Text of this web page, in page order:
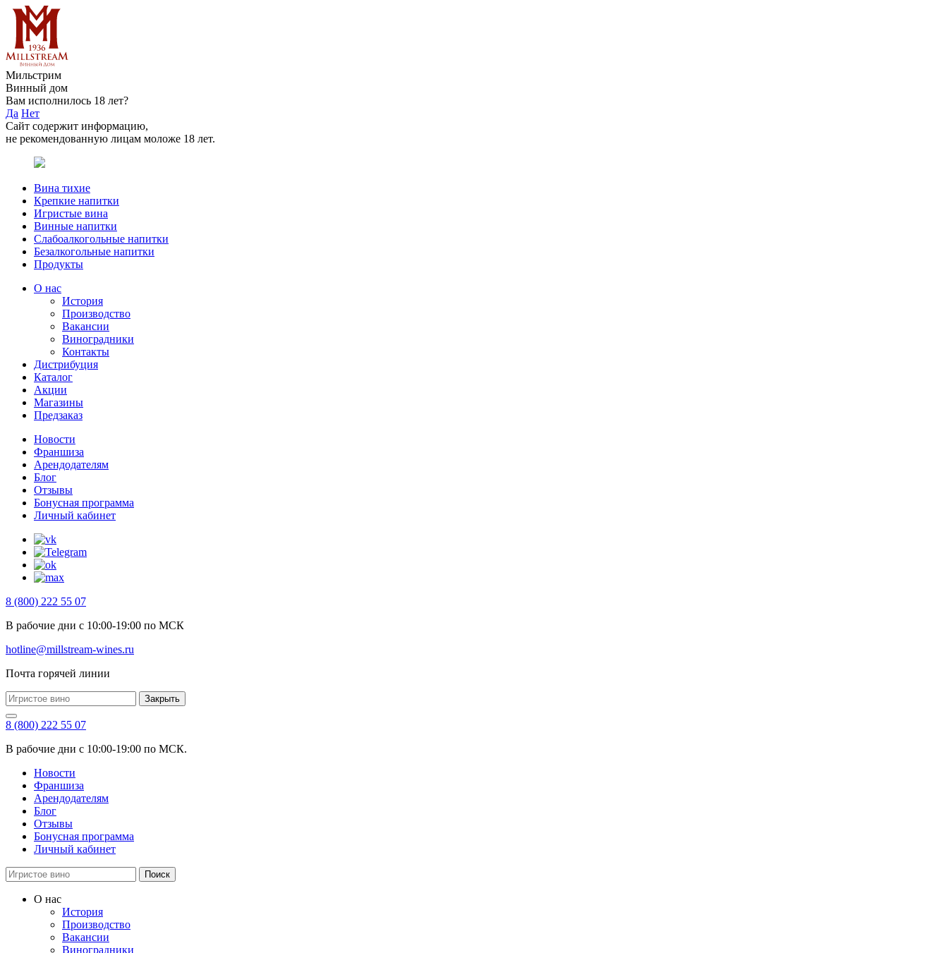
Мильстрим
Винный дом
Вам исполнилось 18 лет?
Да Нет
Сайт содержит информацию,
не рекомендованную лицам моложе 18 лет.
Вина тихие
Крепкие напитки
Игристые вина
Винные напитки
Слабоалкогольные напитки
Безалкогольные напитки
Продукты
О нас
История
Производство
Вакансии
Виноградники
Контакты
Дистрибуция
Каталог
Акции
Магазины
Предзаказ
Новости
Франшиза
Арендодателям
Блог
Отзывы
Бонусная программа
Личный кабинет
8 (800) 222 55 07
В рабочие дни с 10:00-19:00 по МСК
hotline@millstream-wines.ru
Почта горячей линии
Закрыть
8 (800) 222 55 07
В рабочие дни с 10:00-19:00 по МСК.
Новости
Франшиза
Арендодателям
Блог
Отзывы
Бонусная программа
Личный кабинет
Поиск
О нас
История
Производство
Вакансии
Виноградники